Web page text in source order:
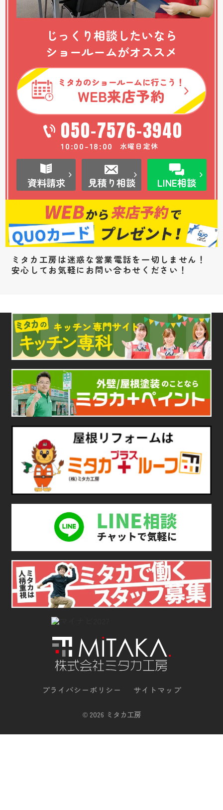
じっくり相談したいなら
ショールームがオススメ
ミタカのショールームに行こう！
WEB来店予約
050-7576-3940
10:00-18:00 水曜日定休
資料請求 見積り相談 LINE相談
ミタカ工房は迷惑な営業電話を一切しません！
安心してお気軽にお問い合わせください！
プライバシーポリシー サイトマップ
©2026 ミタカ工房